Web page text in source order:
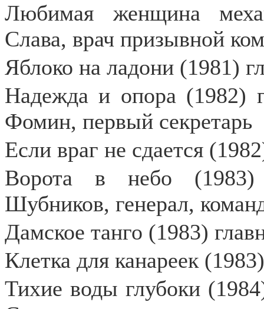
Любимая женщина
Слава, врач призывной
Яблоко на ладони (1981)
Надежда и опора (1982)
Фомин, первый секретарь
Если враг не сдается
Ворота в небо (1983)
Шубников, генерал,
Дамское танго (1983)
Клетка для канареек (1983)
Тихие воды глубоки